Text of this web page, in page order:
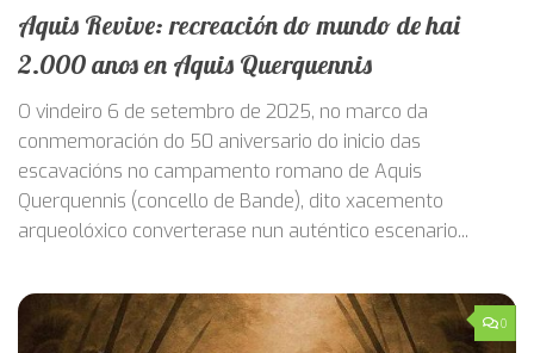
Aquis Revive: recreación do mundo de hai
2.000 anos en Aquis Querquennis
O vindeiro 6 de setembro de 2025, no marco da
conmemoración do 50 aniversario do inicio das
escavacións no campamento romano de Aquis
Querquennis (concello de Bande), dito xacemento
arqueolóxico converterase nun auténtico escenario...
0